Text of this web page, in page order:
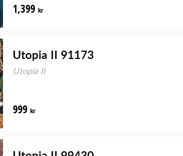
1,399 kr
Utopia II 91173
Utopia II
999 kr